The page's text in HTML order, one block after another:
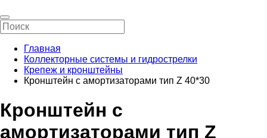
Главная
Коллекторные системы и гидрострелки
Крепеж и кронштейны
Кронштейн с амортизаторами тип Z 40*30
Кронштейн с
амортизаторами тип Z